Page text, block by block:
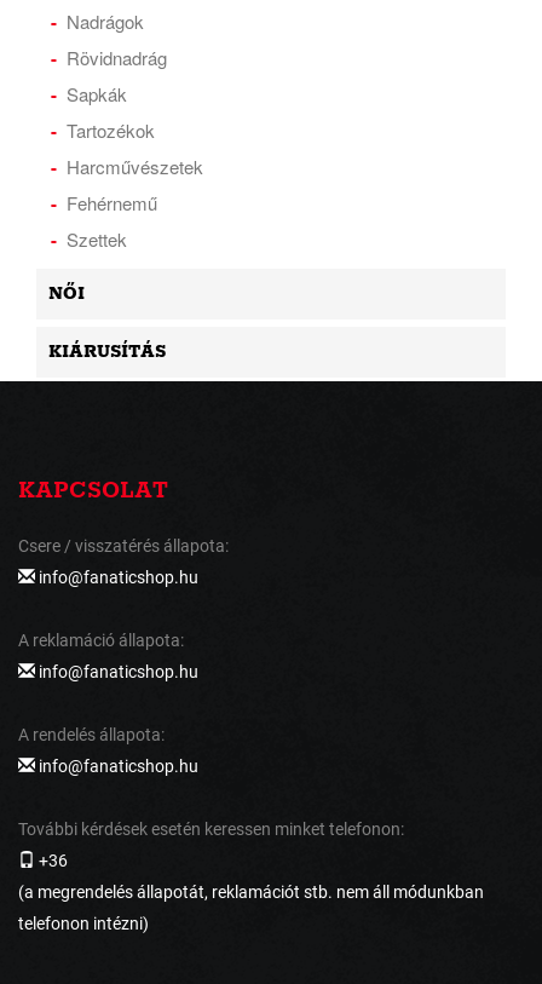
Nadrágok
Rövidnadrág
Sapkák
Tartozékok
Harcművészetek
Fehérnemű
Szettek
NŐI
KIÁRUSÍTÁS
KAPCSOLAT
Csere / visszatérés állapota:
info@fanaticshop.hu
A reklamáció állapota:
info@fanaticshop.hu
A rendelés állapota:
info@fanaticshop.hu
További kérdések esetén keressen minket telefonon:
+36
(a megrendelés állapotát, reklamációt stb. nem áll módunkban
telefonon intézni)